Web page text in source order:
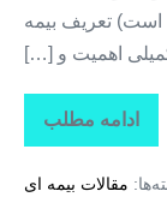
است) تعریف بیمه
اهمیت و […]
ادامه مطلب
تاراز
بیمه
بیمه
مقالات بیمه ای